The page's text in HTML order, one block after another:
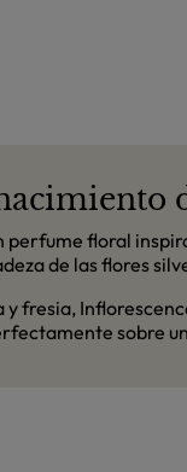
perfume floral
de las flores
fresia,
sobre